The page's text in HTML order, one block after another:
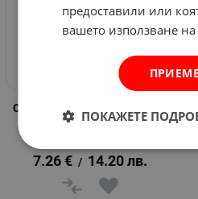
Силикон ALL IN ONE ХИБРИД
290 ml - сив
7.26 € / 14.20 лв.
предоставили или
вашето използване на
ПОКАЖЕТЕ